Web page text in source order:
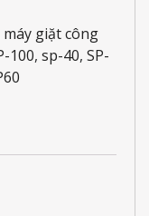
máy giặt công
100, sp-40, SP-